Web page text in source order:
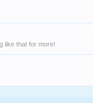
like that for more!